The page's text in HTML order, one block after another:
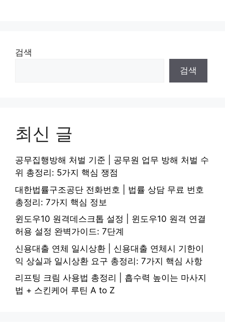
검색
검색
최신 글
공무집행방해 처벌 기준 | 공무원 업무 방해 처벌 수
위 총정리: 5가지 핵심 쟁점
대한법률구조공단 전화번호 | 법률 상담 무료 번호
총정리: 7가지 핵심 정보
윈도우10 원격데스크톱 설정 | 윈도우10 원격 연결
허용 설정 완벽가이드: 7단계
신용대출 연체 일시상환 | 신용대출 연체시 기한이
익 상실과 일시상환 요구 총정리: 7가지 핵심 사항
리프팅 크림 사용법 총정리 | 흡수력 높이는 마사지
법 + 스킨케어 루틴 A to Z